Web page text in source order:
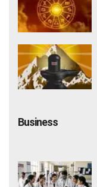
Business